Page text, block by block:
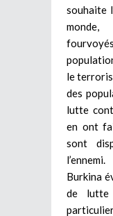
souhaite
le
des
lutte
en ont
sont
Burkina
de lutte